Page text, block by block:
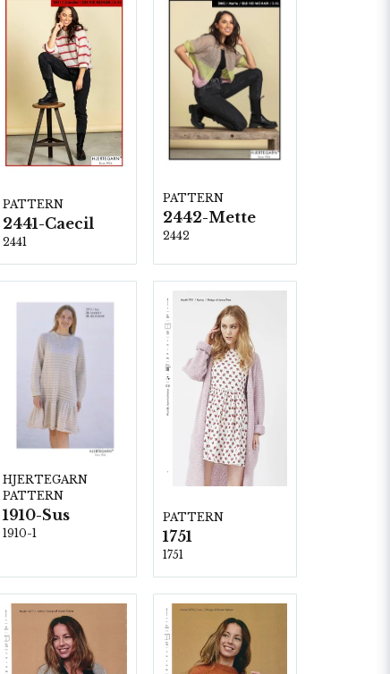
PATTERN
2441-Caecil
2441
PATTERN
2442-Mette
2442
HJERTEGARN
PATTERN
1910-Sus
1910-1
PATTERN
1751
1751